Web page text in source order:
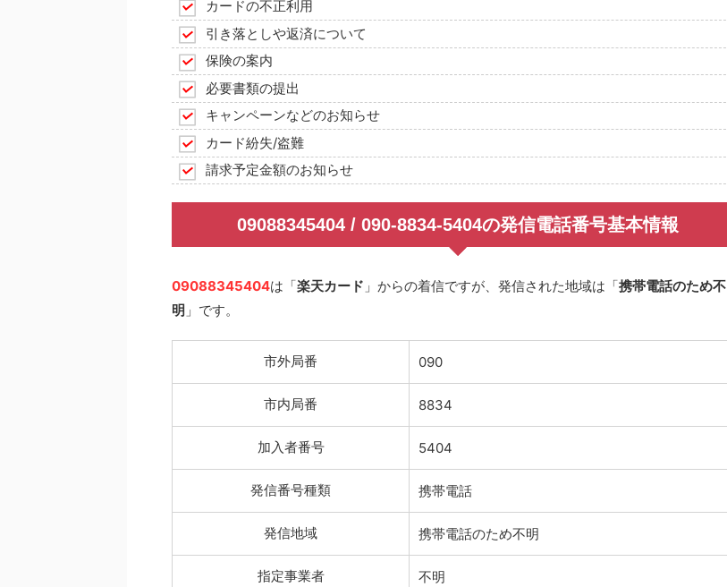
カードの不正利用
引き落としや返済について
保険の案内
必要書類の提出
キャンペーンなどのお知らせ
カード紛失/盗難
請求予定金額のお知らせ
09088345404 / 090-8834-5404の発信電話番号基本情報
09088345404は「楽天カード 」からの着信ですが、発信された地域は「携帯電話のため不
明 」です。
市外局番 090
市内局番 8834
加入者番号 5404
発信番号種類 携帯電話
発信地域 携帯電話のため不明
指定事業者 不明